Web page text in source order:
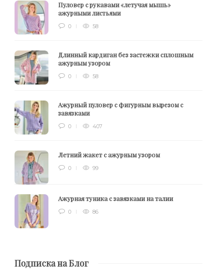
Пуловер с рукавами «летучая мышь»
ажурными листьями
0 58
Длинный кардиган без застежки сплошным
ажурным узором
0 58
Ажурный пуловер с фигурным вырезом с
завязками
0 407
Летний жакет с ажурным узором
0 99
Ажурная туника с завязками на талии
0 86
Подписка на Блог